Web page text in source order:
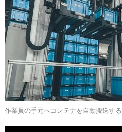
作業員の手元へコンテナを自動搬送す